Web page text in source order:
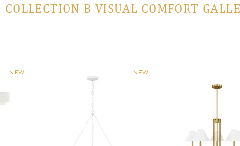
В VISUAL COMFORT
NEW NEW